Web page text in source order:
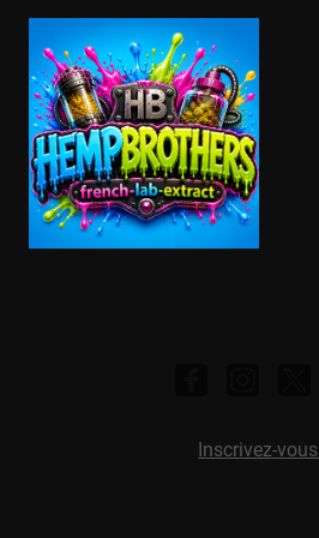
Inscrivez-vous